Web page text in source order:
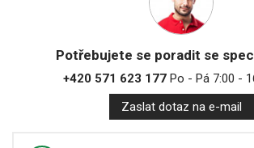
Potřebujete se poradit se
+420 571 623 177Po - Pá 7:00 -
Zaslat dotaz na e-mail